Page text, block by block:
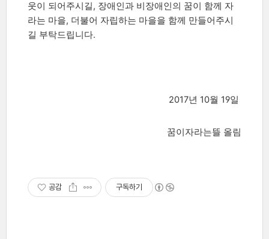
웃이 되어주시길, 장애인과 비장애인의 꿈이 함께 자
라는 마을, 더불어 자립하는 마을을 함께 만들어주시
길 부탁드립니다.
2017년 10월 19일
꿈이자라는뜰 올림
공감 구독하기